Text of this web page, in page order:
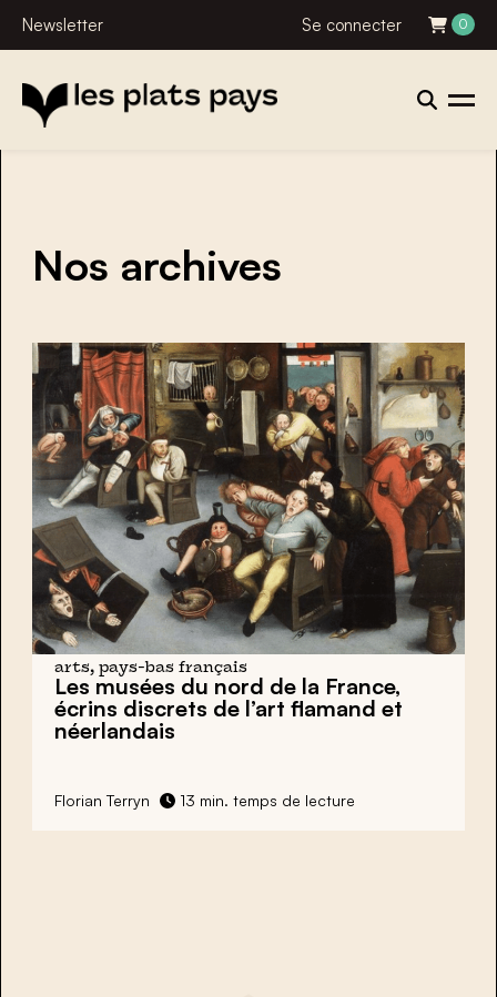
Newsletter Se connecter 0
Nos archives
arts, pays-bas français
Les musées du nord de la France,
écrins discrets de l’art flamand et
néerlandais
Florian Terryn 13 min. temps de lecture